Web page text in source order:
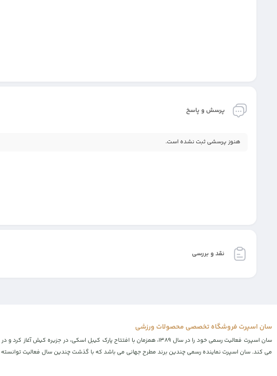
پرسش و پاسخ
هنوز پرسشی ثبت نشده است.
نقد و بررسی
سان اسپرت فروشگاه تخصصی محصولات ورزشی
سان اسپرت فعالیت رسمی خود را در سال ۱۳۸۹، همزمان با افتتاح پارک
می کند. سان اسپرت نماینده رسمی چندین برند مطرح جهانی می باشد که با گذشت چندین سال فعالیت توانسته